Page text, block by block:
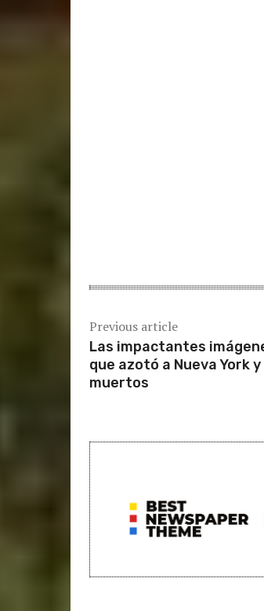
Previous article
Las impactantes
que azotó a Nueva York
muertos